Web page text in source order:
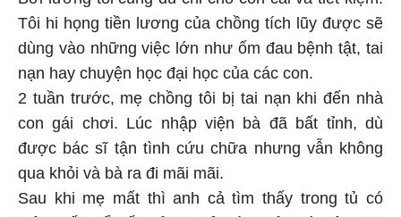
Tôi hi họng tiền lương của chồng tích lũy được sẽ
dùng vào những việc lớn như ốm đau bệnh tật, tai
nạn hay chuyện học đại học của các con.
2 tuần trước, mẹ chồng tôi bị tai nạn khi đến nhà
con gái chơi. Lúc nhập viện bà đã bất tỉnh, dù
được bác sĩ tận tình cứu chữa nhưng vẫn không
qua khỏi và bà ra đi mãi mãi.
Sau khi mẹ mất thì anh cả tìm thấy trong tủ có